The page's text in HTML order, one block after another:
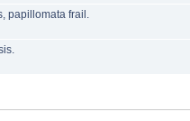
papillomata frail.